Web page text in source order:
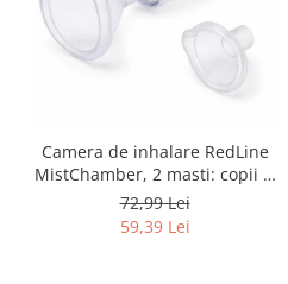
Camera de inhalare RedLine
MistChamber, 2 masti: copii si
adulti
72,99 Lei
59,39 Lei